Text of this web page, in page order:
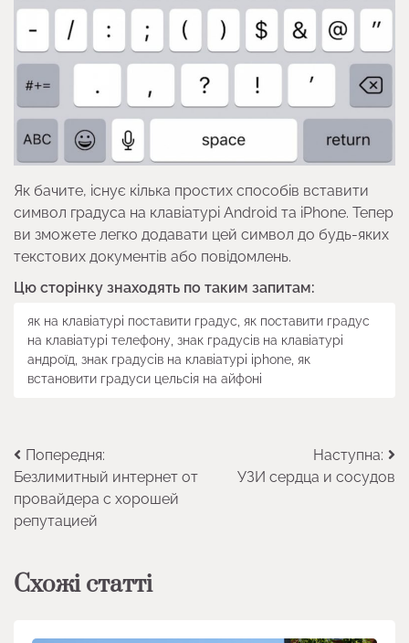
Як бачите, існує кілька простих способів вставити
символ градуса на клавіатурі Android та iPhone. Тепер
ви зможете легко додавати цей символ до будь-яких
текстових документів або повідомлень.
Цю сторінку знаходять по таким запитам:
як на клавіатурі поставити градус, як поставити градус
на клавіатурі телефону, знак градусів на клавіатурі
андроїд, знак градусів на клавіатурі iphone, як
встановити градуси цельсія на айфоні
Навігація
записів
Попередня:
Безлимитный интернет от
провайдера с хорошей
репутацией
Наступна:
УЗИ сердца и сосудов
Схожі статті